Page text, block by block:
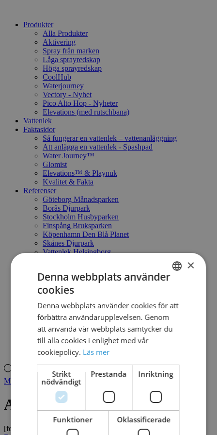
Produkter
Alla Produkter
Aktivering
Spray från marken
Låga sprayredskap
Höga sprayredskap
CoolHub
Waterjourney
Vectory - Nyhet
Pico Alto Hop - Nyheter
Elevations (med rutschbana)
Vattenlek
Faktasidor
Så fungerar en vattenlek – vattenanläggning
Att anlägga en vattenlek - Spashpad
Water Journey™
Glomist
Elevations™ & Playnuk
Kvalitet & Fakta
Referenser
Göteborg Månadsparken
Borås Djurpark
Stockholm Husbyparken
Finspång Bruksparken
Köpenhamn Den Blå Planet
Skånes Djurpark
Vattenlek Helsingborg
Tillgänglighet
Berörd av vatten
En smart lösning
Låt barnen leka fritt
Vatten & vattendjur
Naturlekplats - ett annat sätt att leka
Kontakt
Mitt konto
Produktsökning
Produktsökning
Mitt konto
ASTRA NO. 1
[featured_image]
DANISH
×
Denna webbplats använder
cookies
Denna webbplats använder cookies för att
förbättra användarupplevelsen. Genom
att använda vår webbplats samtycker du
till alla cookies i enlighet med vår
cookiepolicy. Läs mer
Strikt
nödvändigt
Prestanda Inriktning
Funktioner Oklassificerade